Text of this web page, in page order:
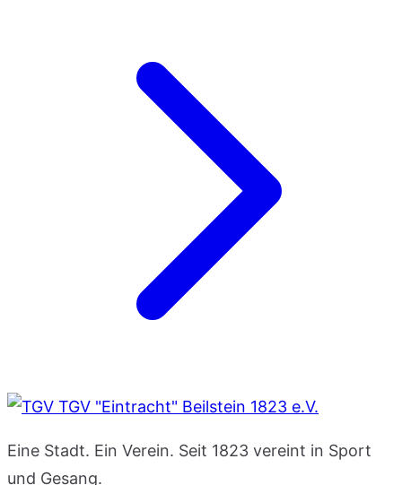
TGV "Eintracht" Beilstein 1823 e.V.
Eine Stadt. Ein Verein. Seit 1823 vereint in Sport
und Gesang.